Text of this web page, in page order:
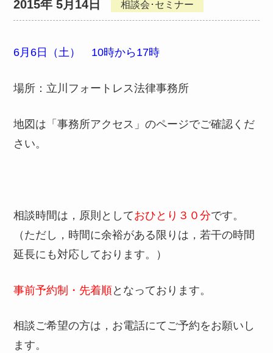
2015年 5月14日 相談会･セミナー
6月6日（土） 10時から17時
場所：立川フォートレス法律事務所
地図は「事務所アクセス」のページでご確認くだ
さい。
相談時間は，原則としておひとり３０分です。
（ただし，時間に余裕がある限りは，若干の時間
延長にも対応しております。）
事前予約制・先着順となっております。
相談ご希望の方は，お電話にてご予約をお願いし
ます。